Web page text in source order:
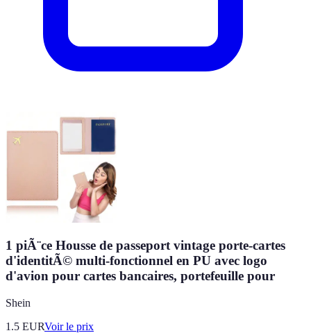
1 piÃ¨ce Housse de passeport vintage porte-cartes
d'identitÃ© multi-fonctionnel en PU avec logo
d'avion pour cartes bancaires, portefeuille pour
Shein
1.5 EURVoir le prix